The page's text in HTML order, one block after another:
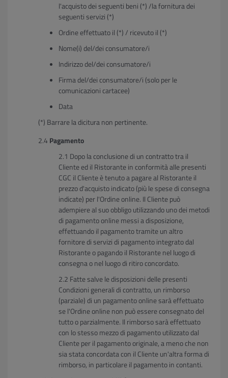
l'acquisto dei seguenti beni (*) /la fornitura dei
seguenti servizi (*)
Ordine effettuato il (*) / ricevuto il (*)
Nome(i) del/dei consumatore/i
Indirizzo del/dei consumatore/i
Firma del/dei consumatore/i (solo per le
comunicazioni cartacee)
Data
(*) Barrare la dicitura non pertinente.
Pagamento
Dopo la conclusione di un contratto tra il
Cliente ed il Ristorante in conformità alle presenti
CGC il Cliente è tenuto a pagare al Ristorante il
prezzo d'acquisto indicato (più le spese di consegna
indicate) per l'Ordine online. Il Cliente può
adempiere al suo obbligo utilizzando uno dei metodi
di pagamento online messi a disposizione,
effettuando il pagamento tramite un altro
fornitore di servizi di pagamento integrato dal
Ristorante o pagando il Ristorante nel luogo di
consegna o nel luogo di ritiro concordato.
Fatte salve le disposizioni delle presenti
Condizioni generali di contratto, un rimborso
(parziale) di un pagamento online sarà effettuato
se l'Ordine online non può essere consegnato del
tutto o parzialmente. Il rimborso sarà effettuato
con lo stesso mezzo di pagamento utilizzato dal
Cliente per il pagamento originale, a meno che non
sia stata concordata con il Cliente un'altra forma di
rimborso, in particolare il pagamento in contanti.